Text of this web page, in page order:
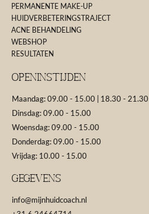
PERMANENTE MAKE-UP
HUIDVERBETERINGSTRAJECT
ACNE BEHANDELING
WEBSHOP
RESULTATEN
Openinstijden
Maandag: 09.00 - 15.00 | 18.30 - 21.30
Dinsdag: 09.00 - 15.00
Woensdag: 09.00 - 15.00
Donderdag: 09.00 - 15.00
Vrijdag: 10.00 - 15.00
GEGEVENS
info@mijnhuidcoach.nl